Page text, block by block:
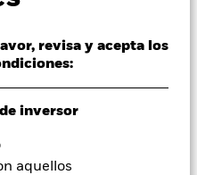
revisa y acepta los
inversor
aquellos